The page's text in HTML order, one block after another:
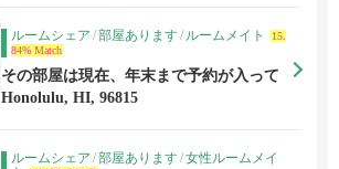
ルームシェア /部屋あります/ ルームメイト
15.
84% Match
その部屋は現在、年末まで予約が入って
います。
Honolulu, HI, 96815
ルームシェア /部屋あります/女性ルームメイ